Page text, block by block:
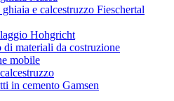
e calcestruzzo Fieschertal
Hohgricht
di materiali da costruzione
mobile
in cemento Gamsen